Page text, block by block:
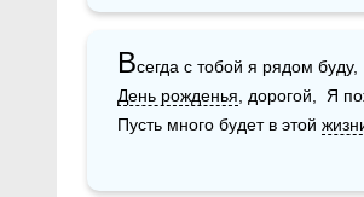
В
День рожденья , дорогой,  Я
Пусть много будет в этой